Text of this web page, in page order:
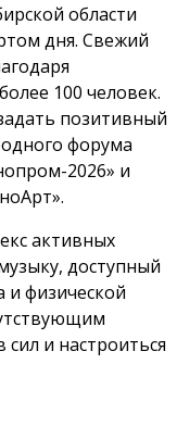
области
дня. Свежий
100 человек.
позитивный
форума
2026» и
активных
доступный
и физической
и настроиться